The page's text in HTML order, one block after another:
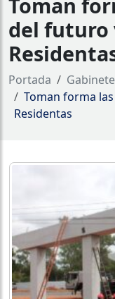
del futuro
Portada
Toman forma
Residentas